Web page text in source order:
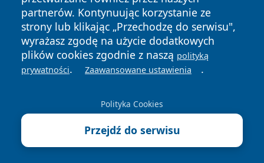
partnerów. Kontynuując korzystanie ze
strony lub klikając „Przechodzę do serwisu",
wyrażasz zgodę na użycie dodatkowych
plików cookies zgodnie z naszą polityką
prywatności. Zaawansowane ustawienia .
Polityka Cookies
Przejdź do serwisu
News Autorzy
Polityka
Prywatności
Polityka
Cookies